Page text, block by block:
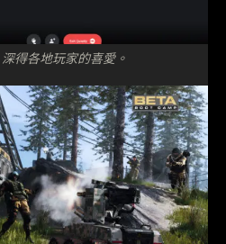
得各地玩家的喜愛。